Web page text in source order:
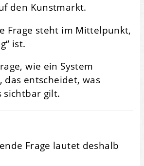
den Kunstmarkt.
Frage steht im Mittelpunkt,
ist.
wie ein System
das entscheidet, was
sichtbar gilt.
Frage lautet deshalb